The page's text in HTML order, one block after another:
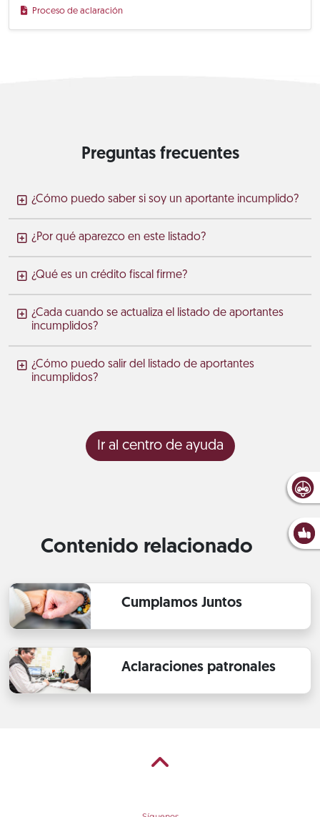
Proceso de aclaración
Preguntas frecuentes
¿Cómo puedo saber si soy un aportante incumplido?
¿Por qué aparezco en este listado?
¿Qué es un crédito fiscal firme?
¿Cada cuando se actualiza el listado de aportantes
incumplidos?
¿Cómo puedo salir del listado de aportantes
incumplidos?
Ir al centro de ayuda
Contenido relacionado
Cumplamos Juntos
Aclaraciones patronales